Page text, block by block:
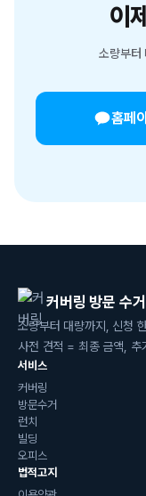
이
소량부터
홈페
커버링 방문 수거
소량부터 대량까지, 신청
사전 견적 = 최종 금액, 추
서비스
커버링
방문수거
런치
빌딩
오피스
법적고지